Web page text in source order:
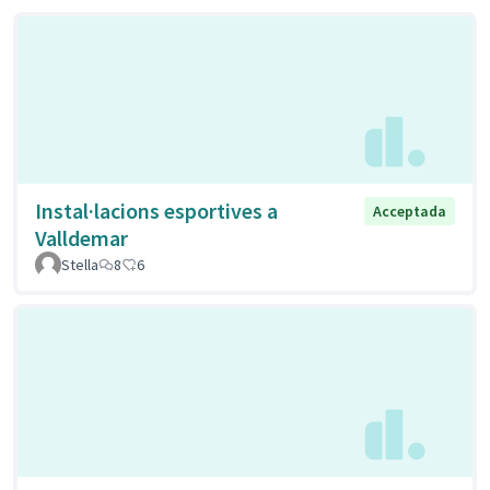
Instal·lacions esportives a
Valldemar
Acceptada
Stella 8 6